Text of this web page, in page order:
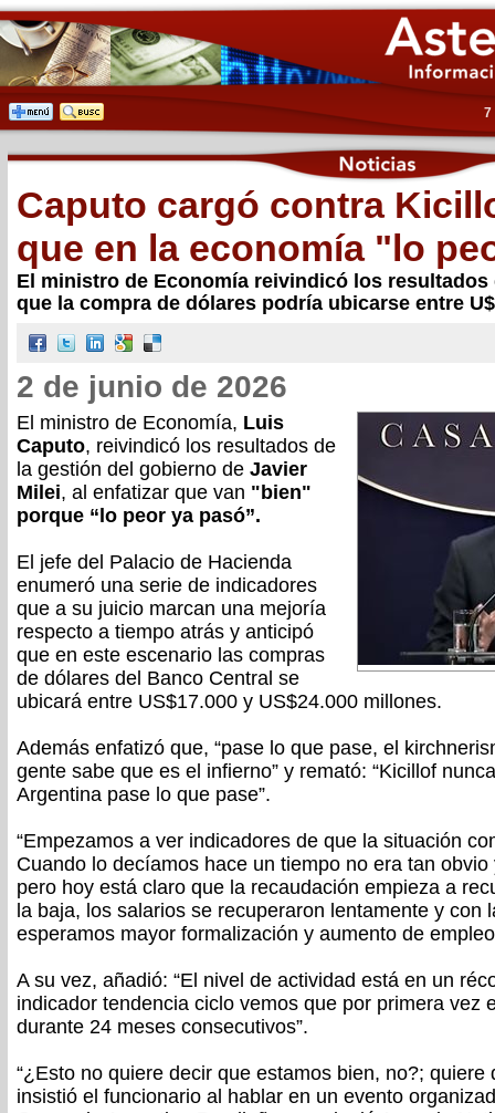
7
Caputo cargó contra
que en la economía "lo
El ministro de Economía reivindicó los
que la compra de dólares podría ubicarse entre
2 de junio de 2026
El ministro de Economía, Luis
Caputo, reivindicó los resultados de
la gestión del gobierno de Javier
Milei, al enfatizar que van "bien"
porque “lo peor ya pasó”.
El jefe del Palacio de Hacienda
enumeró una serie de indicadores
que a su juicio marcan una mejoría
respecto a tiempo atrás y anticipó
que en este escenario las compras
de dólares del Banco Central se
ubicará entre US$17.000 y US$24.000 millones.
Además enfatizó que, “pase lo que pase, el
gente sabe que es el infierno” y remató: “Kicillof
Argentina pase lo que pase”.
“Empezamos a ver indicadores de que la situación
Cuando lo decíamos hace un tiempo no era tan
pero hoy está claro que la recaudación empieza a
la baja, los salarios se recuperaron lentamente y con
esperamos mayor formalización y aumento de
A su vez, añadió: “El nivel de actividad está en un
indicador tendencia ciclo vemos que por primera vez
durante 24 meses consecutivos”.
“¿Esto no quiere decir que estamos bien, no?; quiere
insistió el funcionario al hablar en un evento